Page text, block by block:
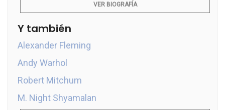
VER BIOGRAFÍA
Y también
Alexander Fleming
Andy Warhol
Robert Mitchum
M. Night Shyamalan